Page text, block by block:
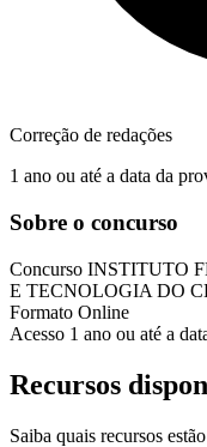
Correção de redações
1 ano ou até a data da
Sobre o concurso
Concurso INSTITUTO
E TECNOLOGIA DO
Formato Online
Acesso 1 ano ou até a
Recursos
Saiba quais recursos